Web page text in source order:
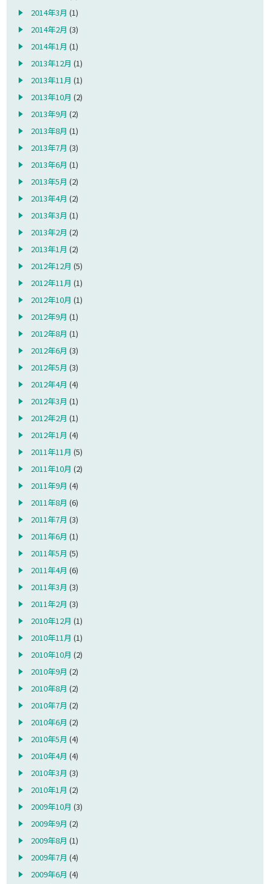
2014年3月 (1)
2014年2月 (3)
2014年1月 (1)
2013年12月 (1)
2013年11月 (1)
2013年10月 (2)
2013年9月 (2)
2013年8月 (1)
2013年7月 (3)
2013年6月 (1)
2013年5月 (2)
2013年4月 (2)
2013年3月 (1)
2013年2月 (2)
2013年1月 (2)
2012年12月 (5)
2012年11月 (1)
2012年10月 (1)
2012年9月 (1)
2012年8月 (1)
2012年6月 (3)
2012年5月 (3)
2012年4月 (4)
2012年3月 (1)
2012年2月 (1)
2012年1月 (4)
2011年11月 (5)
2011年10月 (2)
2011年9月 (4)
2011年8月 (6)
2011年7月 (3)
2011年6月 (1)
2011年5月 (5)
2011年4月 (6)
2011年3月 (3)
2011年2月 (3)
2010年12月 (1)
2010年11月 (1)
2010年10月 (2)
2010年9月 (2)
2010年8月 (2)
2010年7月 (2)
2010年6月 (2)
2010年5月 (4)
2010年4月 (4)
2010年3月 (3)
2010年1月 (2)
2009年10月 (3)
2009年9月 (2)
2009年8月 (1)
2009年7月 (4)
2009年6月 (4)